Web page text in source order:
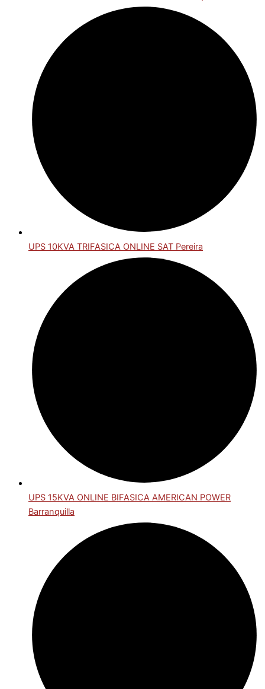
UPS 10KVA TRIFASICA ONLINE SAT Pereira
UPS 15KVA ONLINE BIFASICA AMERICAN POWER
Barranquilla